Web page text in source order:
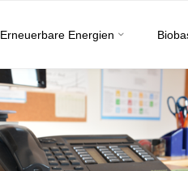
Erneuerbare Energien